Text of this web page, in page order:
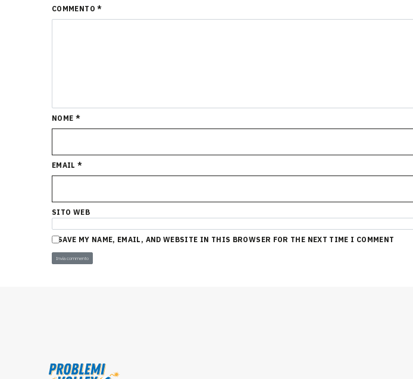
COMMENTO*
NOME *
EMAIL*
SITO WEB
SAVE MY NAME, EMAIL, AND WEBSITE IN THIS BROWSER FOR THE NEXT TIME I COMMENT